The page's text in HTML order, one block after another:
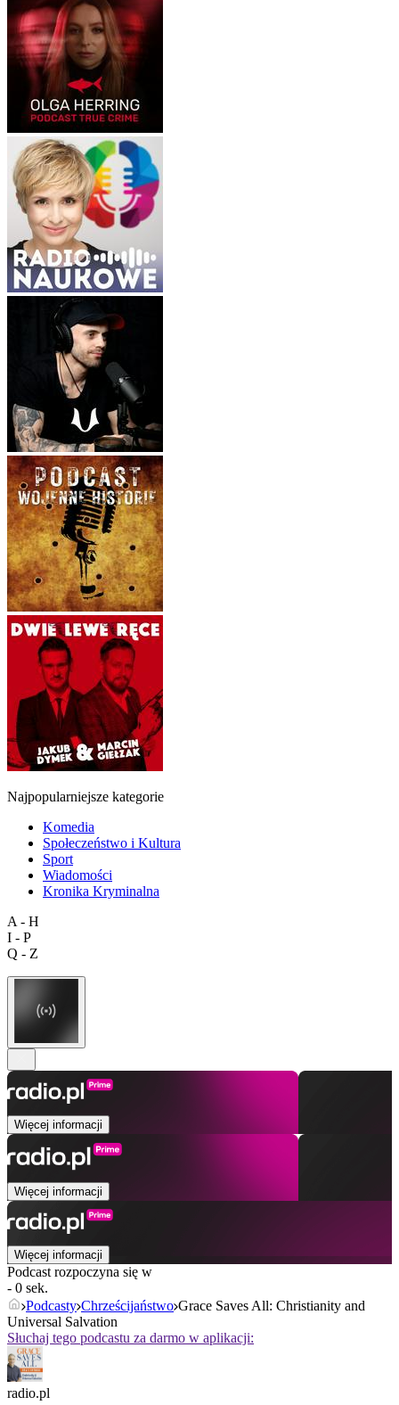
Najpopularniejsze kategorie
Komedia
Społeczeństwo i Kultura
Sport
Wiadomości
Kronika Kryminalna
A - H
I - P
Q - Z
Więcej informacji
Więcej informacji
Więcej informacji
Podcast rozpoczyna się w
- 0 sek.
Podcasty Chrześcijaństwo Grace Saves All: Christianity and
Universal Salvation
Słuchaj tego podcastu za darmo w aplikacji:
radio.pl